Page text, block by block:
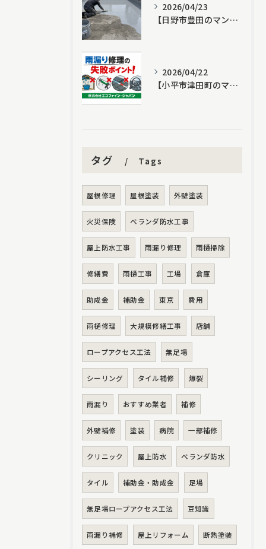
2026/04/23
【日野市豊田のマンション修繕の事例】水漏れ、雨漏り、外壁塗装、外壁補修、防水工事の適正価格と納得感を追求する人気のセカンドオピニオン！他社見積もり無料診断の実践活用法
2026/04/22
【小平市津田町のマンション修繕の事例】水漏れ、雨漏り、外壁塗装、外壁補修、防水工事の適正価格と納得感を追求する人気のセカンドオピニオン！他社見積もり無料診断の実践活用法
タグ Tags
屋根修理 屋根塗装 外壁塗装
火災保険 ベランダ防水工事
屋上防水工事 雨漏り修理 雨樋掃除
修繕費 雨樋工事 工場 倉庫
助成金 補助金 東京 費用
雨樋修理 大規模修繕工事 店舗
ロープアクセス工法 無足場
シーリング タイル補修 爆裂
雨漏り おすすめ業者 補修
外壁補修 塗装 病院 一部補修
クリニック 屋上防水 ベランダ防水
タイル 補助金・助成金 足場
無足場ロープアクセス工法 豆知識
雨漏り補修 屋上リフォーム 断熱塗装